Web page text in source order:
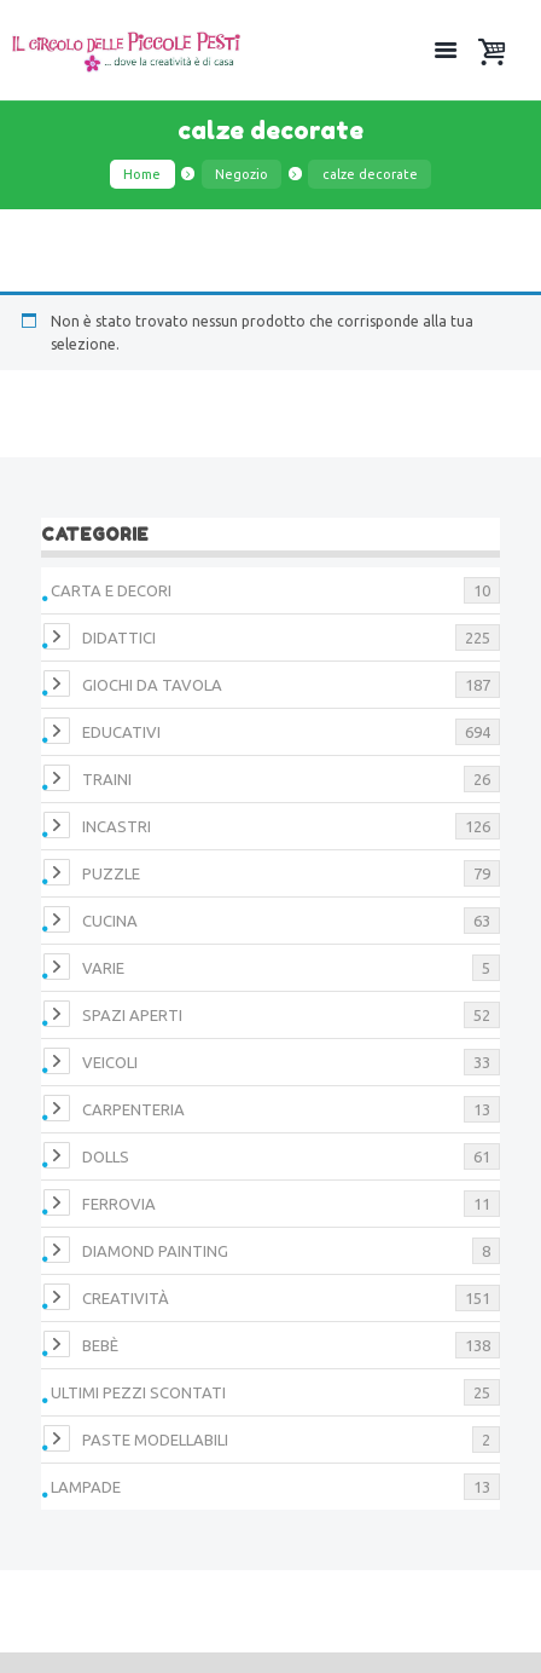
calze decorate
Home Negozio calze decorate
Non è stato trovato nessun prodotto che corrisponde alla tua
selezione.
CATEGORIE
CARTA E DECORI 10
DIDATTICI 225
GIOCHI DA TAVOLA 187
EDUCATIVI 694
TRAINI 26
INCASTRI 126
PUZZLE 79
CUCINA 63
VARIE 5
SPAZI APERTI 52
VEICOLI 33
CARPENTERIA 13
DOLLS 61
FERROVIA 11
DIAMOND PAINTING 8
CREATIVITÀ 151
BEBÈ 138
ULTIMI PEZZI SCONTATI 25
PASTE MODELLABILI 2
LAMPADE 13